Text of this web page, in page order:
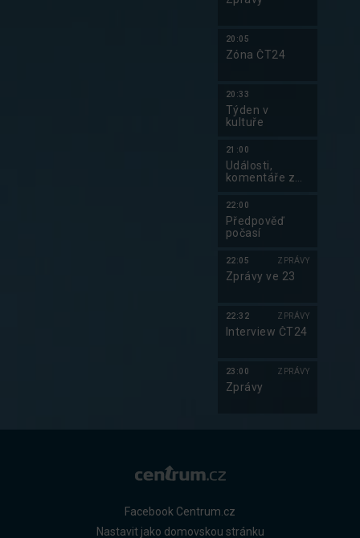
20:05
Zóna ČT24
20:33
Týden v
kultuře
21:00
Události,
komentáře z
22:00
Předpověď
počasí
22:05 ZPRÁVY
Zprávy ve 23
22:32 ZPRÁVY
Interview ČT24
23:00 ZPRÁVY
Zprávy
Facebook Centrum.cz
Nastavit jako domovskou stránku